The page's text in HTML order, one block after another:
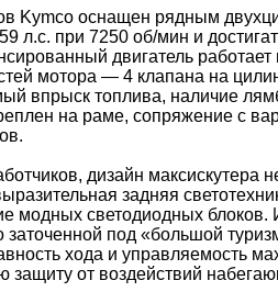
Kymco оснащен рядным
л.с. при 7250 об/мин и
двигатель
мотора — 4 клапана на
впрыск топлива, наличие
на раме, сопряжение с
дизайн максискутера
задняя
модных светодиодных
заточенной под «большой
хода и управляемость
защиту от воздействий